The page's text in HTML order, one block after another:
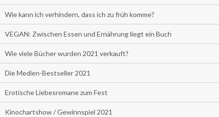
Wie kann ich verhindern, dass ich zu früh komme?
VEGAN: Zwischen Essen und Ernährung liegt ein Buch
Wie viele Bücher wurden 2021 verkauft?
Die Medien-Bestseller 2021
Erotische Liebesromane zum Fest
Kinochartshow / Gewinnspiel 2021